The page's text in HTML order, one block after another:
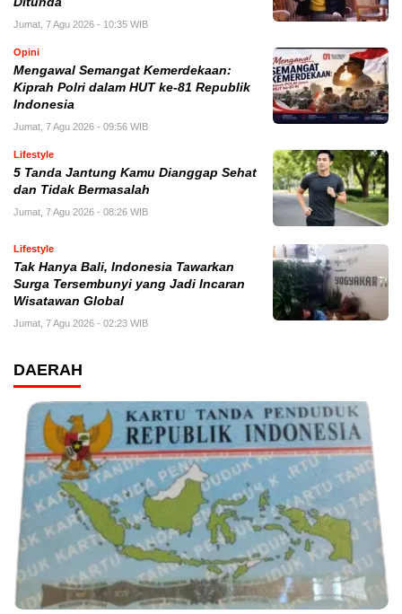
Jumat, 7 Agu 2026 - 10:35 WIB
Opini
Mengawal Semangat Kemerdekaan:
Kiprah Polri dalam HUT ke-81 Republik
Indonesia
Jumat, 7 Agu 2026 - 09:56 WIB
Lifestyle
5 Tanda Jantung Kamu Dianggap Sehat
dan Tidak Bermasalah
Jumat, 7 Agu 2026 - 08:26 WIB
Lifestyle
Tak Hanya Bali, Indonesia Tawarkan
Surga Tersembunyi yang Jadi Incaran
Wisatawan Global
Jumat, 7 Agu 2026 - 02:23 WIB
DAERAH